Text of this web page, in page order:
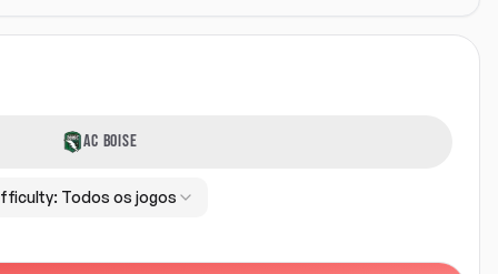
AC BOISE
Todos os jogos